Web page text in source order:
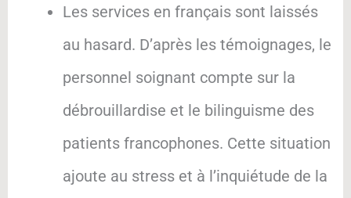
Les services en français sont laissés
au hasard. D’après les témoignages, le
personnel soignant compte sur la
débrouillardise et le bilinguisme des
patients francophones. Cette situation
ajoute au stress et à l’inquiétude de la